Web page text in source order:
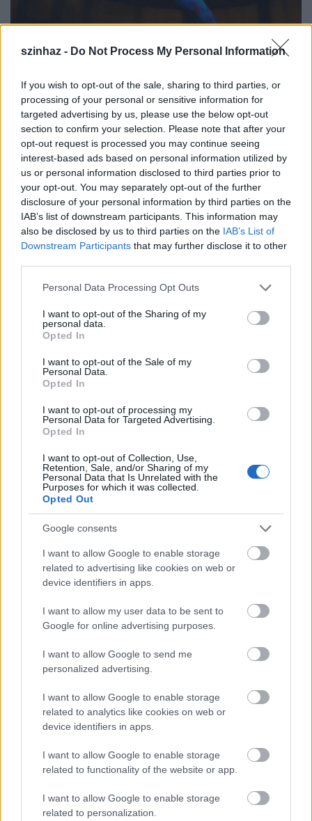
szinhaz - Do Not Process My Personal Information
If you wish to opt-out of the sale, sharing to third parties, or
processing of your personal or sensitive information for
targeted advertising by us, please use the below opt-out
section to confirm your selection. Please note that after your
opt-out request is processed you may continue seeing
interest-based ads based on personal information utilized by
us or personal information disclosed to third parties prior to
your opt-out. You may separately opt-out of the further
disclosure of your personal information by third parties on the
IAB’s list of downstream participants. This information may
also be disclosed by us to third parties on the IAB’s List of
Downstream Participants that may further disclose it to other
Please note that this website/app uses one or more Google
not limited to your visit or usage behaviour. You may click to
grant or deny consent to Google and its third-party tags to
use your data for below specified purposes in below Google
consent section.
Personal Data Processing Opt Outs
I want to opt-out of the Sharing of my
personal data.
Opted In
I want to opt-out of the Sale of my
Personal Data.
Opted In
I want to opt-out of processing my
Personal Data for Targeted Advertising.
Opted In
I want to opt-out of Collection, Use,
Retention, Sale, and/or Sharing of my
Personal Data that Is Unrelated with the
Purposes for which it was collected.
Opted Out
Google consents
I want to allow Google to enable storage
related to advertising like cookies on web or
device identifiers in apps.
I want to allow my user data to be sent to
Google for online advertising purposes.
I want to allow Google to send me
personalized advertising.
I want to allow Google to enable storage
related to analytics like cookies on web or
device identifiers in apps.
I want to allow Google to enable storage
related to functionality of the website or app.
I want to allow Google to enable storage
related to personalization.
A Pókember-darab premierjét számos halasztás - és
az eredeti rendező,Julie Taymorelbocsátása - után
2011. június 14-én tartották meg. Mivel az előzetes
bemutatók már 2010 novemberében megkezdődtek,
a hosszúra nyúlt bemelegítés ugyancsak rekordot
állított fel a Broadwayn.
A darab szövegkönyvétGlen Bergerrel Julie
Taymor írta, a zenét és a dalszövegeket pedig a U2
frontembere és gitárosa,
Bono
The Edge
szerezte. Taymor távozását követően
Aguirre-Sacasa
fejezte be a musical forgatókönyvét,
Philip William McKinleypedig átvette a rendezői
munkát.
A rideg kritikák ellenére a közönség az első másfél
dollárért váltott rá jegyet. A darab egynél többször
átlépte a heti kétmillió dollár feletti bevételt, és a
2012. január 1-jével végződő héten 2,9 millió dollárt
keresett.
Augusztus végére azonban lankadni kezdett iránta
az érdeklődés, és heti egymillió dollár alá csúszott a
bevétel. Mivel a műsor fenntartása a heti 1,2 millió
dolláros bevételnél rentábilis, várható volt, hogy
leveszik a műsorról. A múlt héten háromnegyed ház
adtak el rá jegyet.